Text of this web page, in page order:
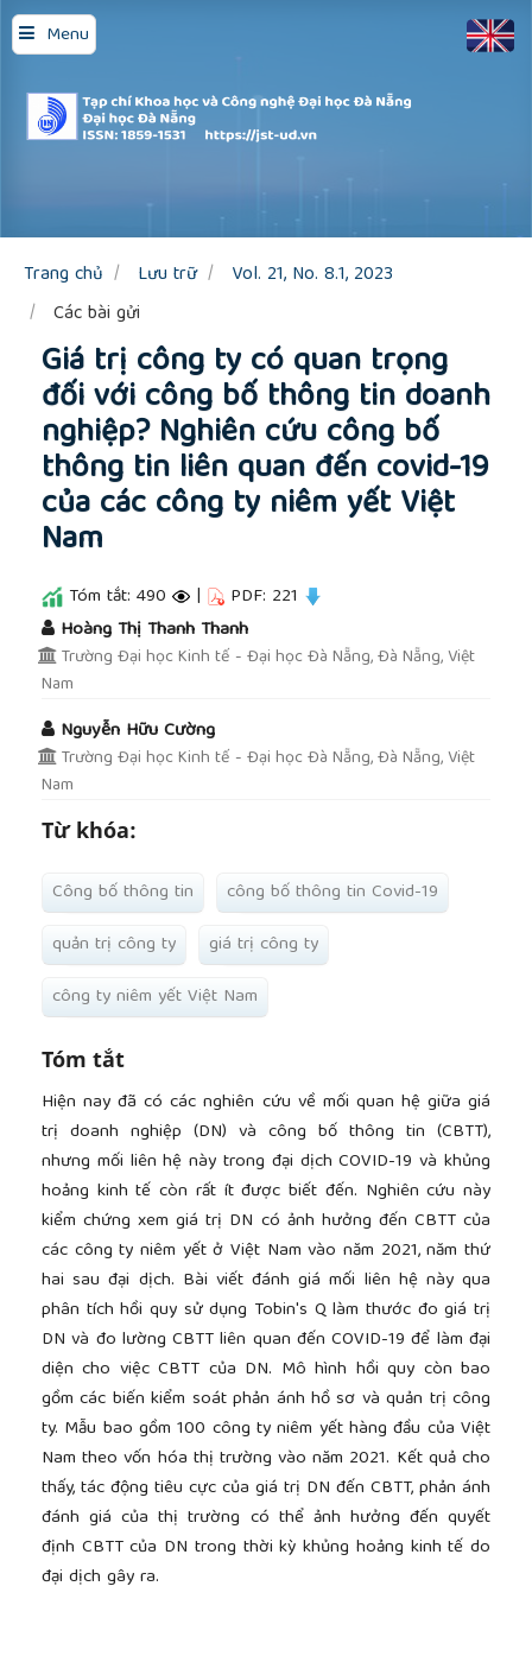
Menu
Quick
jump
to
page
content
Main
Sidebar
Trang chủ Lưu trữ
Vol. 21, No. 8.1, 2023
Các bài gửi
Giá trị công ty có quan trọng
đối với công bố thông tin doanh
nghiệp? Nghiên cứu công bố
thông tin liên quan đến covid-19
của các công ty niêm yết Việt
Nam
Tóm tắt: 490 | PDF: 221
Hoàng Thị Thanh Thanh
Trường Đại học Kinh tế - Đại học Đà Nẵng, Đà Nẵng, Việt
Nam
Nguyễn Hữu Cường
Trường Đại học Kinh tế - Đại học Đà Nẵng, Đà Nẵng, Việt
Nam
Từ khóa:
Công bố thông tin
công bố thông tin Covid-19
quản trị công ty
giá trị công ty
công ty niêm yết Việt Nam
Tóm tắt
Hiện nay đã có các nghiên cứu về mối quan hệ giữa giá
trị doanh nghiệp (DN) và công bố thông tin (CBTT),
nhưng mối liên hệ này trong đại dịch COVID-19 và khủng
hoảng kinh tế còn rất ít được biết đến. Nghiên cứu này
kiểm chứng xem giá trị DN có ảnh hưởng đến CBTT của
các công ty niêm yết ở Việt Nam vào năm 2021, năm thứ
hai sau đại dịch. Bài viết đánh giá mối liên hệ này qua
phân tích hồi quy sử dụng Tobin's Q làm thước đo giá trị
DN và đo lường CBTT liên quan đến COVID-19 để làm đại
diện cho việc CBTT của DN. Mô hình hồi quy còn bao
gồm các biến kiểm soát phản ánh hồ sơ và quản trị công
ty. Mẫu bao gồm 100 công ty niêm yết hàng đầu của Việt
Nam theo vốn hóa thị trường vào năm 2021. Kết quả cho
thấy, tác động tiêu cực của giá trị DN đến CBTT, phản ánh
đánh giá của thị trường có thể ảnh hưởng đến quyết
định CBTT của DN trong thời kỳ khủng hoảng kinh tế do
đại dịch gây ra.